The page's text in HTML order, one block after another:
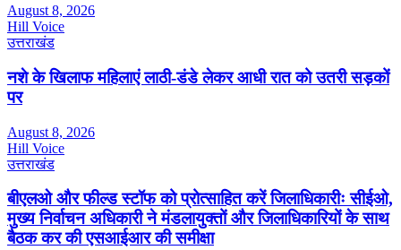
August 8, 2026
Hill Voice
उत्तराखंड
नशे के खिलाफ महिलाएं लाठी-डंडे लेकर आधी रात को उतरी सड़कों
पर
August 8, 2026
Hill Voice
उत्तराखंड
बीएलओ और फील्ड स्टॉफ को प्रोत्साहित करें जिलाधिकारीः सीईओ,
मुख्य निर्वाचन अधिकारी ने मंडलायुक्तों और जिलाधिकारियों के साथ
बैठक कर की एसआईआर की समीक्षा